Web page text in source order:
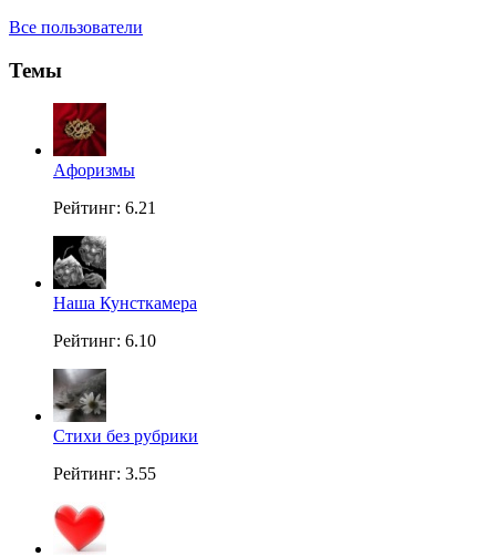
Все пользователи
Темы
Aфоризмы
Рейтинг: 6.21
Наша Кунсткамера
Рейтинг: 6.10
Стихи без рубрики
Рейтинг: 3.55